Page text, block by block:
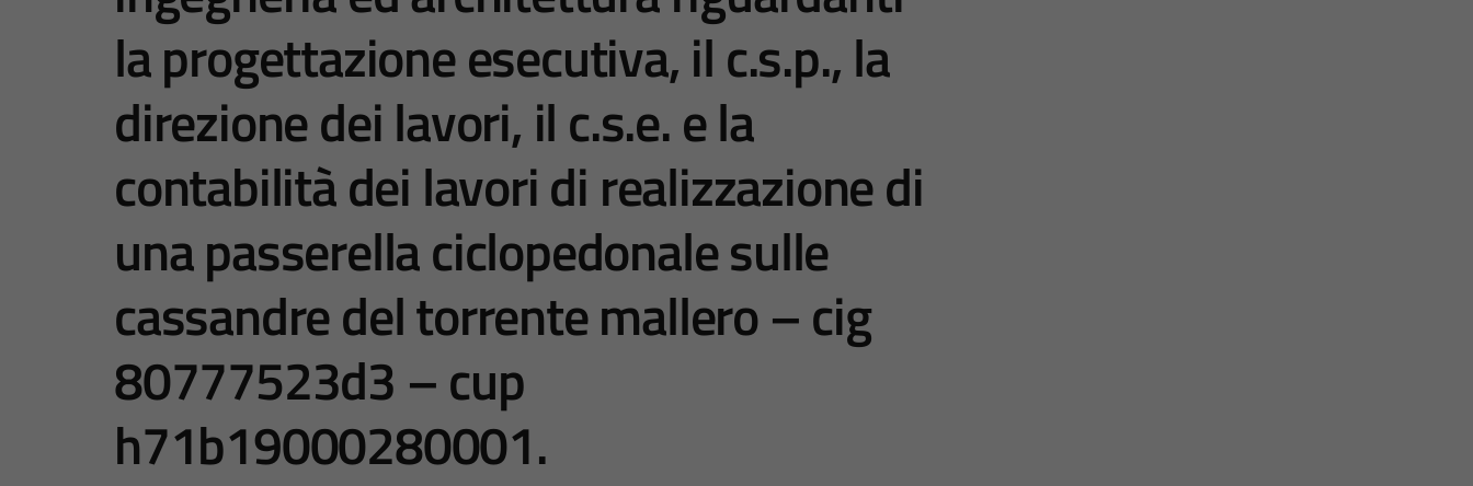
la progettazione esecutiva, il c.s.p., la
direzione dei lavori, il c.s.e. e la
contabilità dei lavori di realizzazione di
una passerella ciclopedonale sulle
cassandre del torrente mallero – cig
80777523d3 – cup
h71b19000280001.